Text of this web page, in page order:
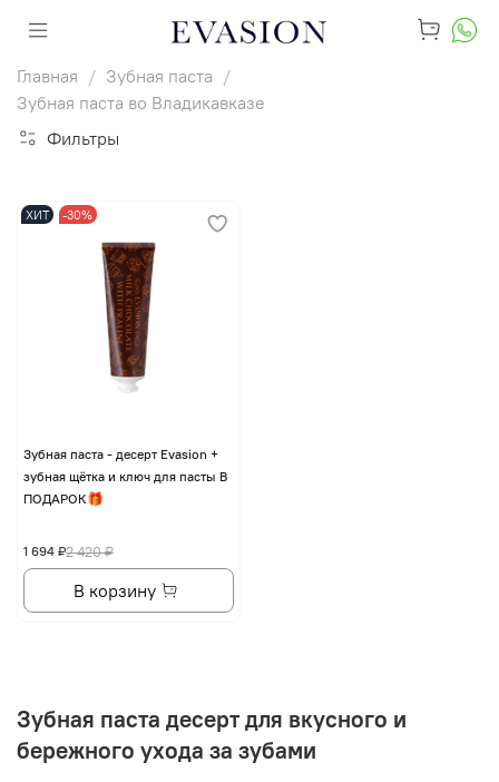
Главная
Зубная паста
Зубная паста во Владикавказе
Фильтры
ХИТ -30%
Зубная паста - десерт Evasion +
зубная щётка и ключ для пасты В
ПОДАРОК🎁
2 420 ₽
1 694 ₽
В корзину
Зубная паста десерт для вкусного и
бережного ухода за зубами